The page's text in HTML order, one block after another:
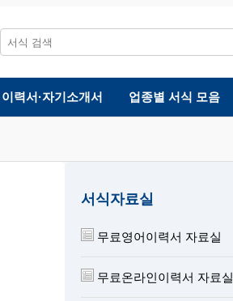
이력서·자기소개서 업종별 서식 모음
서식자료실
무료영어이력서 자료실
무료온라인이력서 자료실